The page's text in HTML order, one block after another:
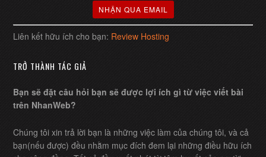
Liên kết hữu ích cho bạn: Review Hosting
TRỞ THÀNH TÁC GIẢ
Bạn sẽ đặt câu hỏi bạn sẽ được lợi ích gì từ việc viết bài
trên NhanWeb?
Chúng tôi xin trả lời bạn là những việc làm của chúng tôi, và cả
bạn(nếu được) đều nhằm mục đích đem lại những điều hữu ích